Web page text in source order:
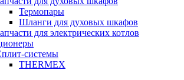
Термопары
Шланги для духовых шкафов
для электрических котлов
системы
THERMEX